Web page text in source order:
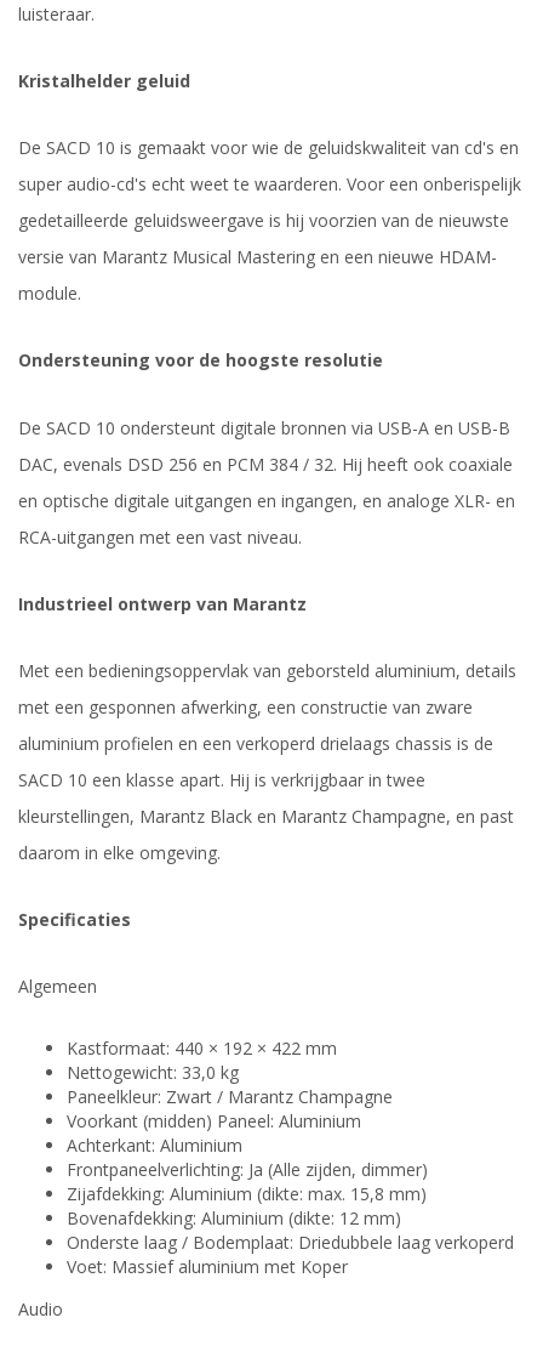
luisteraar.
Kristalhelder geluid
De SACD 10 is gemaakt voor wie de geluidskwaliteit van cd's en
super audio-cd's echt weet te waarderen. Voor een onberispelijk
gedetailleerde geluidsweergave is hij voorzien van de nieuwste
versie van Marantz Musical Mastering en een nieuwe HDAM-
module.
Ondersteuning voor de hoogste resolutie
De SACD 10 ondersteunt digitale bronnen via USB-A en USB-B
DAC, evenals DSD 256 en PCM 384 / 32. Hij heeft ook coaxiale
en optische digitale uitgangen en ingangen, en analoge XLR- en
RCA-uitgangen met een vast niveau.
Industrieel ontwerp van Marantz
Met een bedieningsoppervlak van geborsteld aluminium, details
met een gesponnen afwerking, een constructie van zware
aluminium profielen en een verkoperd drielaags chassis is de
SACD 10 een klasse apart. Hij is verkrijgbaar in twee
kleurstellingen, Marantz Black en Marantz Champagne, en past
daarom in elke omgeving.
Specificaties
Algemeen
Kastformaat: 440 × 192 × 422 mm
Nettogewicht: 33,0 kg
Paneelkleur: Zwart / Marantz Champagne
Voorkant (midden) Paneel: Aluminium
Achterkant: Aluminium
Frontpaneelverlichting: Ja (Alle zijden, dimmer)
Zijafdekking: Aluminium (dikte: max. 15,8 mm)
Bovenafdekking: Aluminium (dikte: 12 mm)
Onderste laag / Bodemplaat: Driedubbele laag verkoperd
Voet: Massief aluminium met Koper
Audio